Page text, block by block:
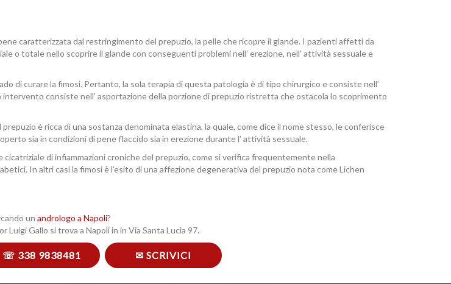
caratterizzata dal restringimento del prepuzio, la pelle che ricopre il glande. I pazienti affetti da
o totale nello scoprire il glande con conseguenti problemi nell’ erezione, nell’ attività sessuale e
di curare la fimosi. Pertanto, la sola terapia di questa patologia è di tipo chirurgico e consiste nell’
intervento consiste nell’ asportazione della porzione di prepuzio ristretta che ostacola lo scoprimento
è ricca di una sostanza denominata elastina, la quale, come dice il nome stesso, le conferisce
sia in condizioni di pene flaccido sia in erezione durante l’ attività sessuale.
di infiammazioni croniche del prepuzio, come si verifica frequentemente nella
In altri casi la fimosi è l’esito di una affezione degenerativa del prepuzio nota come Lichen
un andrologo a Napoli?
Luigi Gallo si trova a Napoli in in Via Santa Lucia 97.